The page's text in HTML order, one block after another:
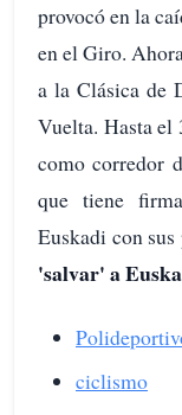
provocó en la
en el Giro.
a la Clásica de
Vuelta. Hasta el
como corredor
que tiene
Euskadi con
'salvar' a
ciclismo